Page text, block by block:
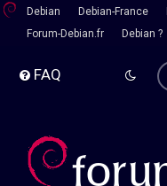
Debian Debian-France
Forum-Debian.fr
Debian ?
FAQ